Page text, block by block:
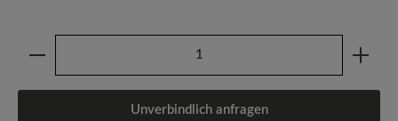
Produkt Anzahl: Gib den gewünschten Wert ein
Unverbindlich anfragen